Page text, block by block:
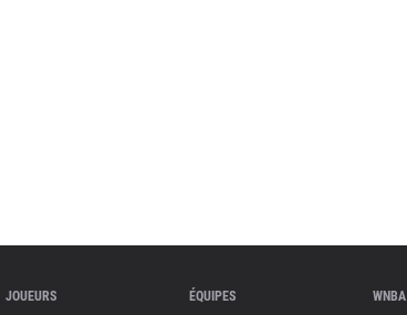
JOUEURS
ÉQUIPES
WNBA